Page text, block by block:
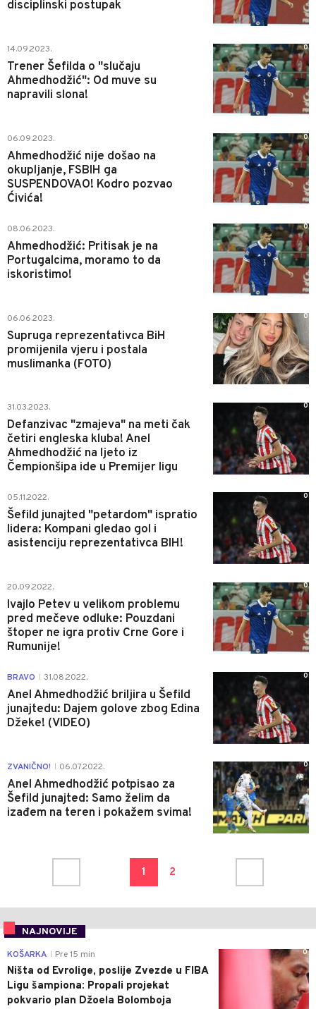
disciplinski postupak
14.09.2023.
Trener Šefilda o "slučaju
Ahmedhodžić": Od muve su
napravili slona!
0
06.09.2023.
Ahmedhodžić nije došao na
okupljanje, FSBIH ga
SUSPENDOVAO! Kodro pozvao
Ćivića!
0
08.06.2023.
Ahmedhodžić: Pritisak je na
Portugalcima, moramo to da
iskoristimo!
0
06.06.2023.
Supruga reprezentativca BiH
promijenila vjeru i postala
muslimanka (FOTO)
0
31.03.2023.
Defanzivac "zmajeva" na meti čak
četiri engleska kluba! Anel
Ahmedhodžić na ljeto iz
Čempionšipa ide u Premijer ligu
0
05.11.2022.
Šefild junajted "petardom" ispratio
lidera: Kompani gledao gol i
asistenciju reprezentativca BIH!
0
20.09.2022.
Ivajlo Petev u velikom problemu
pred mečeve odluke: Pouzdani
štoper ne igra protiv Crne Gore i
Rumunije!
0
BRAVO 31.08.2022.
Anel Ahmedhodžić briljira u Šefild
junajtedu: Dajem golove zbog Edina
Džeke! (VIDEO)
0
ZVANIČNO! 06.07.2022.
Anel Ahmedhodžić potpisao za
Šefild junajted: Samo želim da
izađem na teren i pokažem svima!
0
1 2
NAJNOVIJE
0
KOŠARKA Pre 15 min
Ništa od Evrolige, poslije Zvezde u FIBA
Ligu šampiona: Propali projekat
pokvario plan Džoela Bolomboja